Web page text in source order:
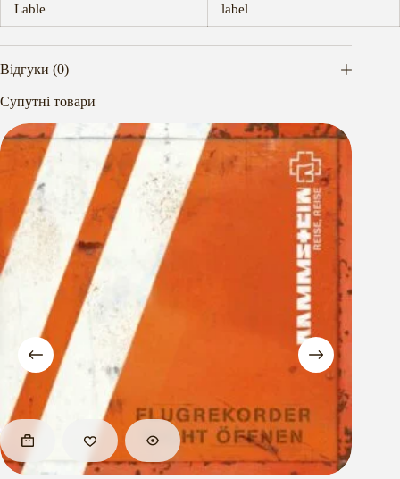
Lable label
Відгуки (0)
Супутні товари